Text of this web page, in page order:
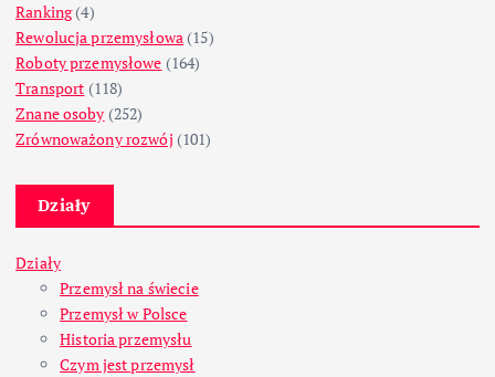
Ranking(4)
Rewolucja przemysłowa (15)
Roboty przemysłowe (164)
Transport (118)
Znane osoby (252)
Zrównoważony rozwój (101)
Działy
Działy
Przemysł na świecie
Przemysł w Polsce
Historia przemysłu
Czym jest przemysł